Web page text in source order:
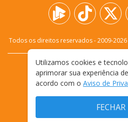
Todos os direitos reservados - 2009-2026
FALE CONOSCO
TERMOS E
Utilizamos cookies e
aprimorar sua experiência
acordo com o Aviso de
FECHAR